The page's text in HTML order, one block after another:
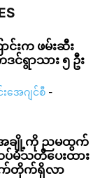
င်းက ဖမ်းဆီး
ရွာသား ၅ ဦး
ေဂျင်စီ -
အချို့ကို ညမထွက်
မံသတိပေးထား
ဆက်တိုက်ရှိလာ